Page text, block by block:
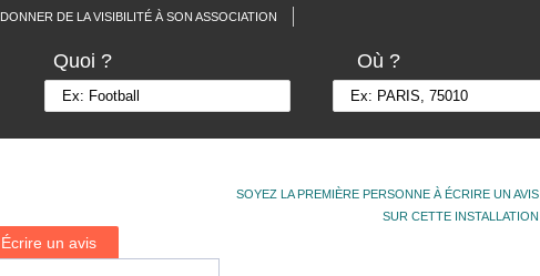
DONNER DE LA VISIBILITÉ À SON ASSOCIATION
Quoi ? Où ?
SOYEZ LA PREMIÈRE PERSONNE À ÉCRIRE UN AVIS
SUR CETTE INSTALLATION
Écrire un avis